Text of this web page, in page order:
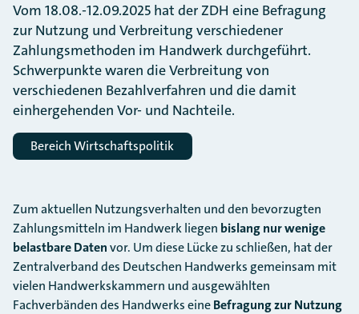
Vom 18.08.-12.09.2025 hat der ZDH eine Befragung
zur Nutzung und Verbreitung verschiedener
Zahlungsmethoden im Handwerk durchgeführt.
Schwerpunkte waren die Verbreitung von
verschiedenen Bezahlverfahren und die damit
einhergehenden Vor- und Nachteile.
Bereich Wirtschaftspolitik
Zum aktuellen Nutzungsverhalten und den bevorzugten
Zahlungsmitteln im Handwerk liegen bislang nur wenige
belastbare Datenvor. Um diese Lücke zu schließen, hat der
Zentralverband des Deutschen Handwerks gemeinsam mit
vielen Handwerkskammern und ausgewählten
Fachverbänden des Handwerks eineBefragung zur Nutzung